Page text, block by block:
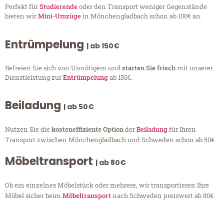
Perfekt fürStudierendeoder den Transport weniger Gegenstände
bieten wirMini-Umzügein Mönchengladbach schon ab 100€ an.
Entrümpelung | ab 150€
Befreien Sie sich von Unnötigem undstarten Sie frischmit unserer
Dienstleistung zurEntrümpelungab 150€.
Beiladung | ab 50€
Nutzen Sie diekosteneffiziente OptionderBeiladungfür Ihren
Transport zwischen Mönchengladbach und Schweden schon ab 50€.
Möbeltransport | ab 80€
Ob ein einzelnes Möbelstück oder mehrere, wir transportieren Ihre
Möbel sicher beim Möbeltransportnach Schweden preiswert ab 80€.